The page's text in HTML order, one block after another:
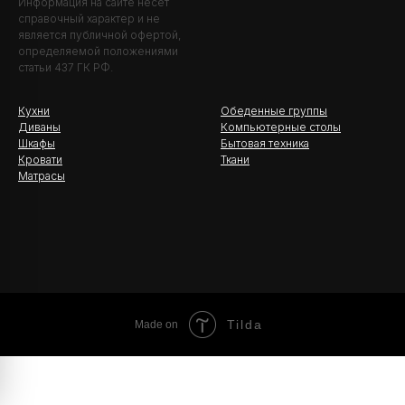
справочный характер и не
является публичной офертой,
определяемой положениями
статьи 437 ГК РФ.
Кухни
Диваны
Шкафы
Кровати
Матрасы
Обеденные группы
Компьютерные столы
Бытовая техника
Ткани
Made on Tilda